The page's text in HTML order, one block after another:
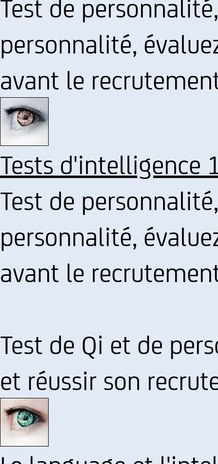
Test de
personnalité,
avant le
Tests d'intelligence
Test de
personnalité,
avant le
Test de Qi et de
et réussir son